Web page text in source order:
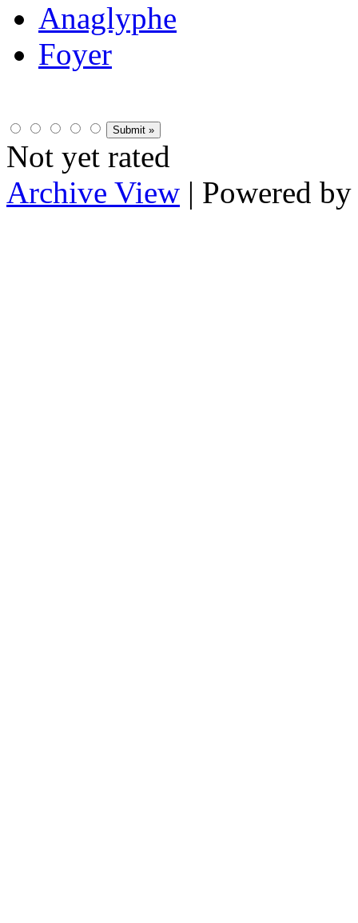
Anaglyphe
Foyer
Not yet rated
Archive View | Powered